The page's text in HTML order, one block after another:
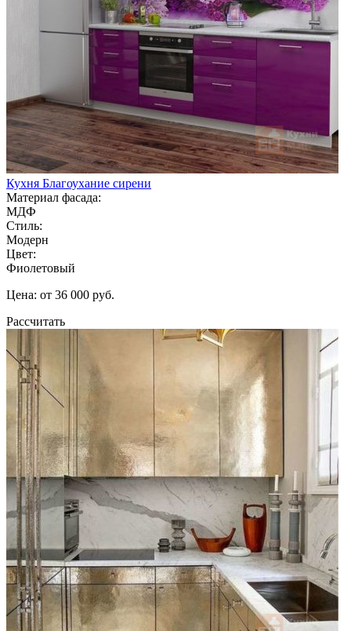
Кухня Благоухание сирени
Материал фасада:
МДФ
Стиль:
Модерн
Цвет:
Фиолетовый
Цена: от 36 000 руб.
Рассчитать